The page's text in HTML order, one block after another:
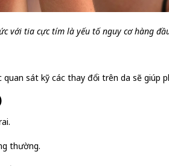
với tia cực tím là yếu tố nguy cơ hàng
sát kỹ các thay đổi trên da sẽ giúp
thường.